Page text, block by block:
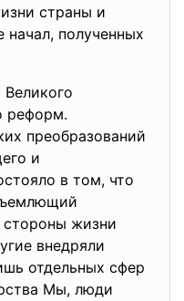
страны и
начал, полученных
реформ.
преобразований
и
в том, что
стороны жизни
внедряли
отдельных сфер
Мы, люди